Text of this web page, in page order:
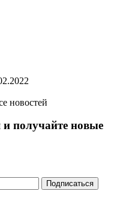
новостей
получайте новые